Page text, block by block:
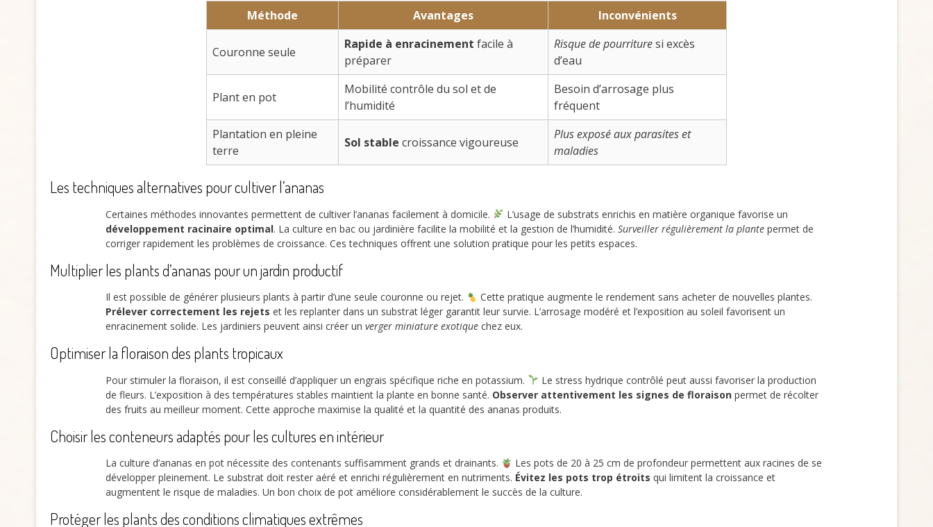
Méthode Avantages Inconvénients
Couronne seule
Rapide à enracinement facile à
préparer
Risque de pourrituresi excès
d’eau
Plant en pot
Mobilité contrôle du sol et de
l’humidité
Besoin d’arrosage plus
fréquent
Plantation en pleine
terre
Sol stable croissance vigoureuse
Plus exposé aux parasites et
maladies
Les techniques alternatives pour cultiver l’ananas
Certaines méthodes innovantes permettent de cultiver l’ananas facilement à domicile.
L’usage de substrats enrichis en matière organique favorise un
développement racinaire optimal. La culture en bac ou jardinière facilite la mobilité et la gestion de l’humidité. Surveiller régulièrement la plante permet de
corriger rapidement les problèmes de croissance. Ces techniques offrent une solution pratique pour les petits espaces.
Multiplier les plants d’ananas pour un jardin productif
Il est possible de générer plusieurs plants à partir d’une seule couronne ou rejet.
Cette pratique augmente le rendement sans acheter de nouvelles plantes.
Prélever correctement les rejets et les replanter dans un substrat léger garantit leur survie. L’arrosage modéré et l’exposition au soleil favorisent un
enracinement solide. Les jardiniers peuvent ainsi créer un verger miniature exotique chez eux.
Optimiser la floraison des plants tropicaux
Pour stimuler la floraison, il est conseillé d’appliquer un engrais spécifique riche en potassium.
Le stress hydrique contrôlé peut aussi favoriser la production
de fleurs. L’exposition à des températures stables maintient la plante en bonne santé. Observer attentivement les signes de floraison permet de récolter
des fruits au meilleur moment. Cette approche maximise la qualité et la quantité des ananas produits.
Choisir les conteneurs adaptés pour les cultures en intérieur
La culture d’ananas en pot nécessite des contenants suffisamment grands et drainants.
Les pots de 20 à 25 cm de profondeur permettent aux racines de se
développer pleinement. Le substrat doit rester aéré et enrichi régulièrement en nutriments. Évitez les pots trop étroits qui limitent la croissance et
augmentent le risque de maladies. Un bon choix de pot améliore considérablement le succès de la culture.
Protéger les plants des conditions climatiques extrêmes